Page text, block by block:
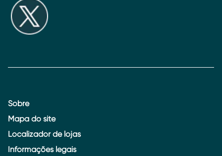
Sobre
Mapa do site
Localizador de lojas
Informações legais